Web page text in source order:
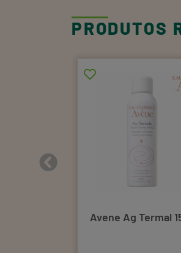
PRODUTOS
Avene Ag Termal